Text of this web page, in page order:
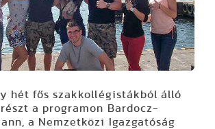
hét fős szakkollégistákból álló
a programon Bardocz-
a Nemzetközi Igazgatóság